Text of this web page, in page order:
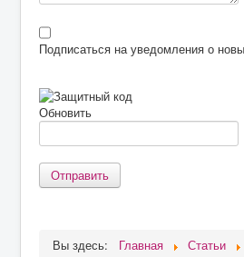
Подписаться на уведомления о
Обновить
Отправить
Вы здесь:
Главная Статьи